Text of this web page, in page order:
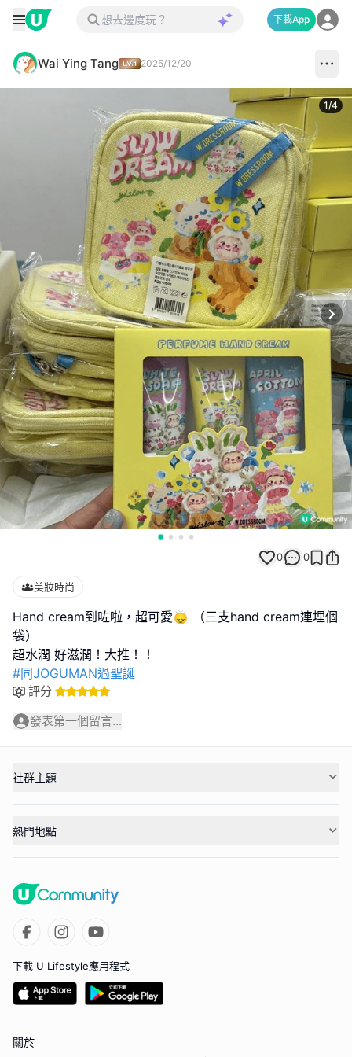
下載App
Wai Ying Tang 2025/12/20
1/4
0 0
美妝時尚
Hand cream到咗啦，超可愛🙂‍↕️ （三支hand cream連埋個
袋）
#同JOGUMAN過聖誕
評分
發表第一個留言...
社群主題
熱門地點
下載 U Lifestyle應用程式
關於